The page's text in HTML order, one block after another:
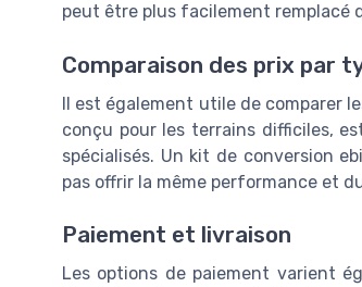
peut être plus facilement remplacé
Comparaison des prix par
Il est également utile de comparer
conçu pour les terrains difficiles,
spécialisés. Un kit de conversion
pas offrir la même performance et
Paiement et livraison
Les options de paiement varient